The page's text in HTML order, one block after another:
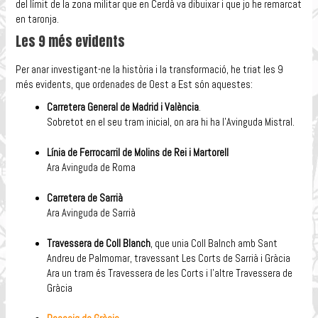
del límit de la zona militar que en Cerdà va dibuixar i que jo he remarcat
en taronja.
Les 9 més evidents
Per anar investigant-ne la història i la transformació, he triat les 9
més evidents, que ordenades de Oest a Est són aquestes:
Carretera General de Madrid i València.
Sobretot en el seu tram inicial, on ara hi ha l’Avinguda Mistral.
Línia de Ferrocarril de Molins de Rei i Martorell
Ara Avinguda de Roma
Carretera de Sarrià
Ara Avinguda de Sarrià
Travessera de Coll Blanch, que unia Coll Balnch amb Sant
Andreu de Palmomar, travessant Les Corts de Sarrià i Gràcia
Ara un tram és Travessera de les Corts i l’altre Travessera de
Gràcia